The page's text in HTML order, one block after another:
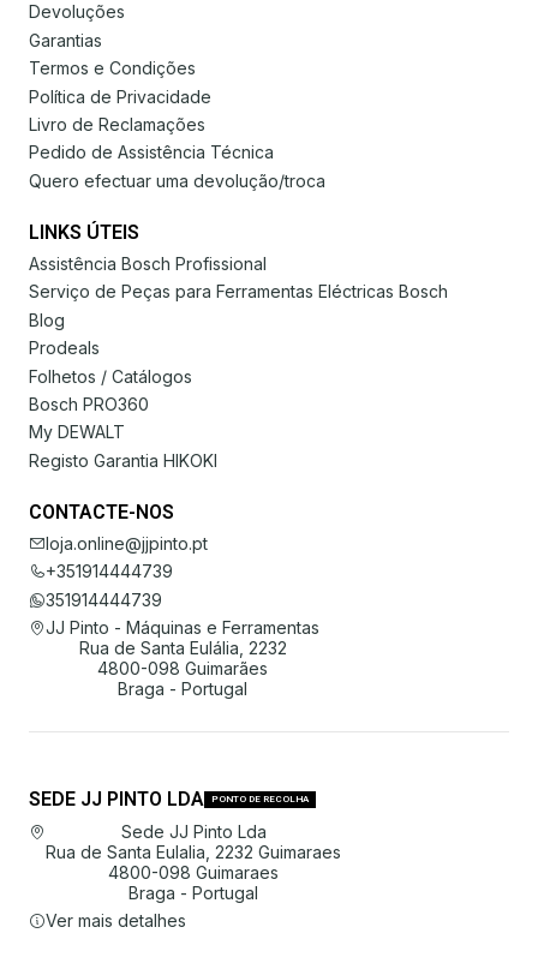
Devoluções
Garantias
Termos e Condições
Política de Privacidade
Livro de Reclamações
Pedido de Assistência Técnica
Quero efectuar uma devolução/troca
LINKS ÚTEIS
Assistência Bosch Profissional
Serviço de Peças para Ferramentas Eléctricas Bosch
Blog
Prodeals
Folhetos / Catálogos
Bosch PRO360
My DEWALT
Registo Garantia HIKOKI
CONTACTE-NOS
loja.online@jjpinto.pt
+351914444739
351914444739
JJ Pinto - Máquinas e Ferramentas
Rua de Santa Eulália, 2232
4800-098 Guimarães
Braga - Portugal
SEDE JJ PINTO LDA PONTO DE RECOLHA
Sede JJ Pinto Lda
Rua de Santa Eulalia, 2232 Guimaraes
4800-098 Guimaraes
Braga - Portugal
Ver mais detalhes